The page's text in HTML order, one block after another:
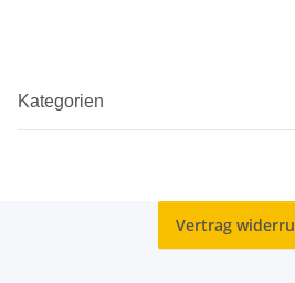
Kategorien
Vertrag